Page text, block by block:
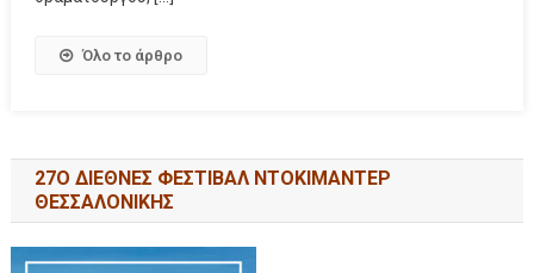
Όλο το άρθρο
27Ο ΔΙΕΘΝΕΣ ΦΕΣΤΙΒΑΛ ΝΤΟΚΙΜΑΝΤΕΡ
ΘΕΣΣΑΛΟΝΙΚΗΣ